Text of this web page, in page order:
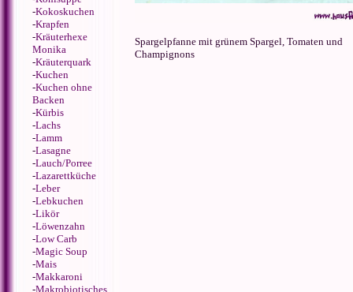
-Kokoskuchen
-Krapfen
-Kräuterhexe
Monika
-Kräuterquark
-Kuchen
-Kuchen ohne
Backen
-Kürbis
-Lachs
-Lamm
-Lasagne
-Lauch/Porree
-Lazarettküche
-Leber
-Lebkuchen
-Likör
-Löwenzahn
-Low Carb
-Magic Soup
-Mais
-Makkaroni
-Makrobiotisches
Spargelpfanne mit grünem Spargel, Tomaten und
Champignons